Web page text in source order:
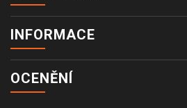
INFORMACE
OCENĚNÍ